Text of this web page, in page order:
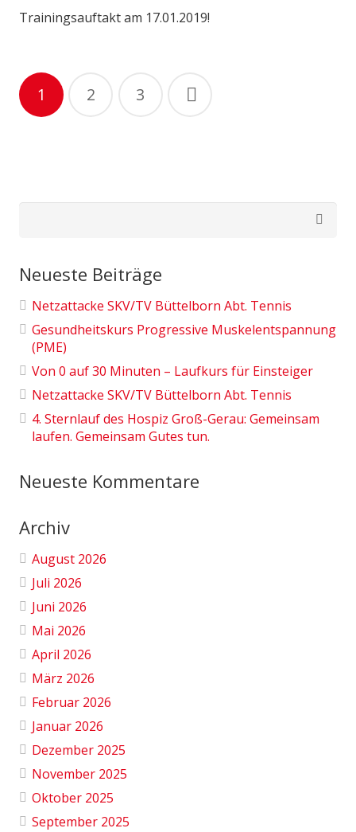
Trainingsauftakt am 17.01.2019!
Beitragsnavigation
1 2 3
Neueste Beiträge
Netzattacke SKV/TV Büttelborn Abt. Tennis
Gesundheitskurs Progressive Muskelentspannung
(PME)
Von 0 auf 30 Minuten – Laufkurs für Einsteiger
Netzattacke SKV/TV Büttelborn Abt. Tennis
4. Sternlauf des Hospiz Groß-Gerau: Gemeinsam
laufen. Gemeinsam Gutes tun.
Neueste Kommentare
Archiv
August 2026
Juli 2026
Juni 2026
Mai 2026
April 2026
März 2026
Februar 2026
Januar 2026
Dezember 2025
November 2025
Oktober 2025
September 2025